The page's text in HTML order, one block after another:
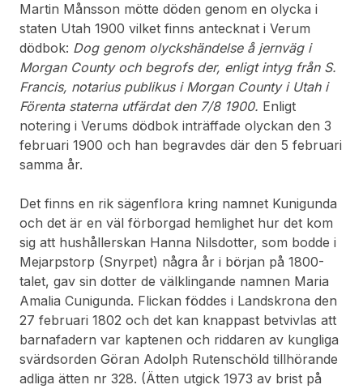
Martin Månsson mötte döden genom en olycka i
staten Utah 1900 vilket finns antecknat i Verum
dödbok: Dog genom olyckshändelse å jernväg i
Morgan County och begrofs der, enligt intyg från S.
Francis, notarius publikus i Morgan County i Utah i
Förenta staterna utfärdat den 7/8 1900. Enligt
notering i Verums dödbok inträffade olyckan den 3
februari 1900 och han begravdes där den 5 februari
samma år.
Det finns en rik sägenflora kring namnet Kunigunda
och det är en väl förborgad hemlighet hur det kom
sig att hushållerskan Hanna Nilsdotter, som bodde i
Mejarpstorp (Snyrpet) några år i början på 1800-
talet, gav sin dotter de välklingande namnen Maria
Amalia Cunigunda. Flickan föddes i Landskrona den
27 februari 1802 och det kan knappast betvivlas att
barnafadern var kaptenen och riddaren av kungliga
svärdsorden Göran Adolph Rutenschöld tillhörande
adliga ätten nr 328. (Ätten utgick 1973 av brist på